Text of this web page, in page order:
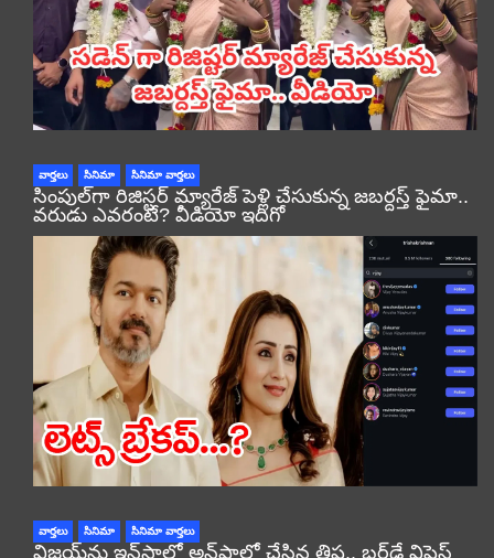
వార్తలు సినిమా సినిమా వార్తలు
సింపుల్‌గా రిజిస్టర్‌ మ్యారేజ్ పెళ్లి చేసుకున్న జబర్దస్త్ ఫైమా..
వరుడు ఎవరంటే? వీడియో ఇదిగో
వార్తలు సినిమా సినిమా వార్తలు
విజయ్‌ను ఇన్‌స్టాలో అన్‌ఫాలో చేసిన త్రిష.. బర్త్‌డే విషెస్